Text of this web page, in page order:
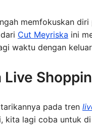
memfokuskan
Cut Meyriska ini
waktu dengan
Live
pada tren
kita lagi coba untuk di